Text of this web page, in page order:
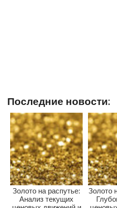
Последние новости:
Золото на распутье:
Анализ текущих
Золото